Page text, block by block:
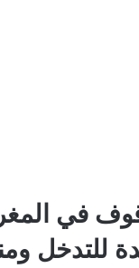
في
للتدخل